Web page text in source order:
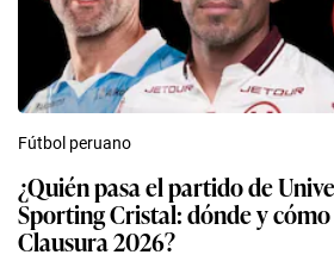
Fútbol peruano
¿Quién pasa el partido de
Sporting Cristal: dónde y
Clausura 2026?